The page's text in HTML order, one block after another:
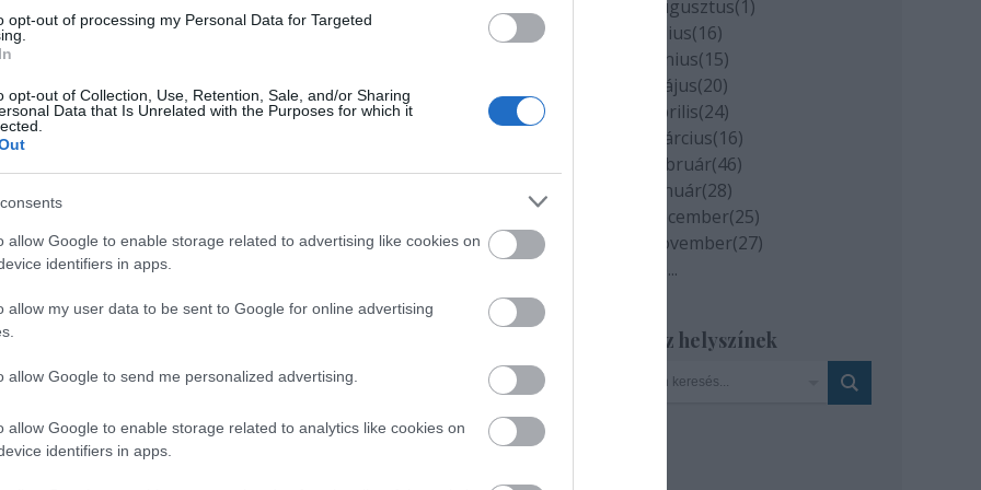
opt-out of processing my Personal Data for Targeted
opt-out of Collection, Use, Retention, Sale, and/or Sharing
Data that Is Unrelated with the Purposes for which it
allow Google to enable storage related to advertising like cookies on
identifiers in apps.
allow my user data to be sent to Google for online advertising
allow Google to send me personalized advertising.
allow Google to enable storage related to analytics like cookies on
identifiers in apps.
szakirányú végzettséggel, a
kell felmentést adnia e követelmény alól, ha el
tehát a közgyűlés őt választaná meg, de
új pályázatot kellene kiírni - olvasható a cikkben.
a szakmai munka folyamatosságát,
alatt. Mivel kiemelt kulturális intézményről
kell megfelelnie. A minősítés megtartásához
megfelelő szakmai múlttal rendelkezők aránya, így a
végzettséget szerezniük.
más kulturális intézményekkel, és kiemelte, hogy
bábszínházzal. Ugyanakkor továbbra is
szabná elsősorban a színház profilját.
úgy, hogy szívesebben látná a jelenlegi
míg egy szavazat érkezett
2020 augusztus(1)
2020 július(16)
2020 június(15)
2020 május(20)
2020 április(24)
2020 március(16)
2020 február(46)
2020 január(28)
2019 december(25)
2019 november(27)
...
Szinház helyszínek